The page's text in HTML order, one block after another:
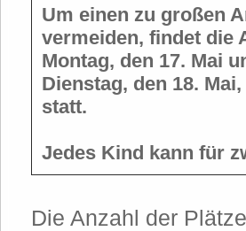
Um einen zu großen
vermeiden, findet die
Montag, den 17. Mai
Dienstag, den 18.
statt.
Jedes Kind kann für
Die Anzahl der